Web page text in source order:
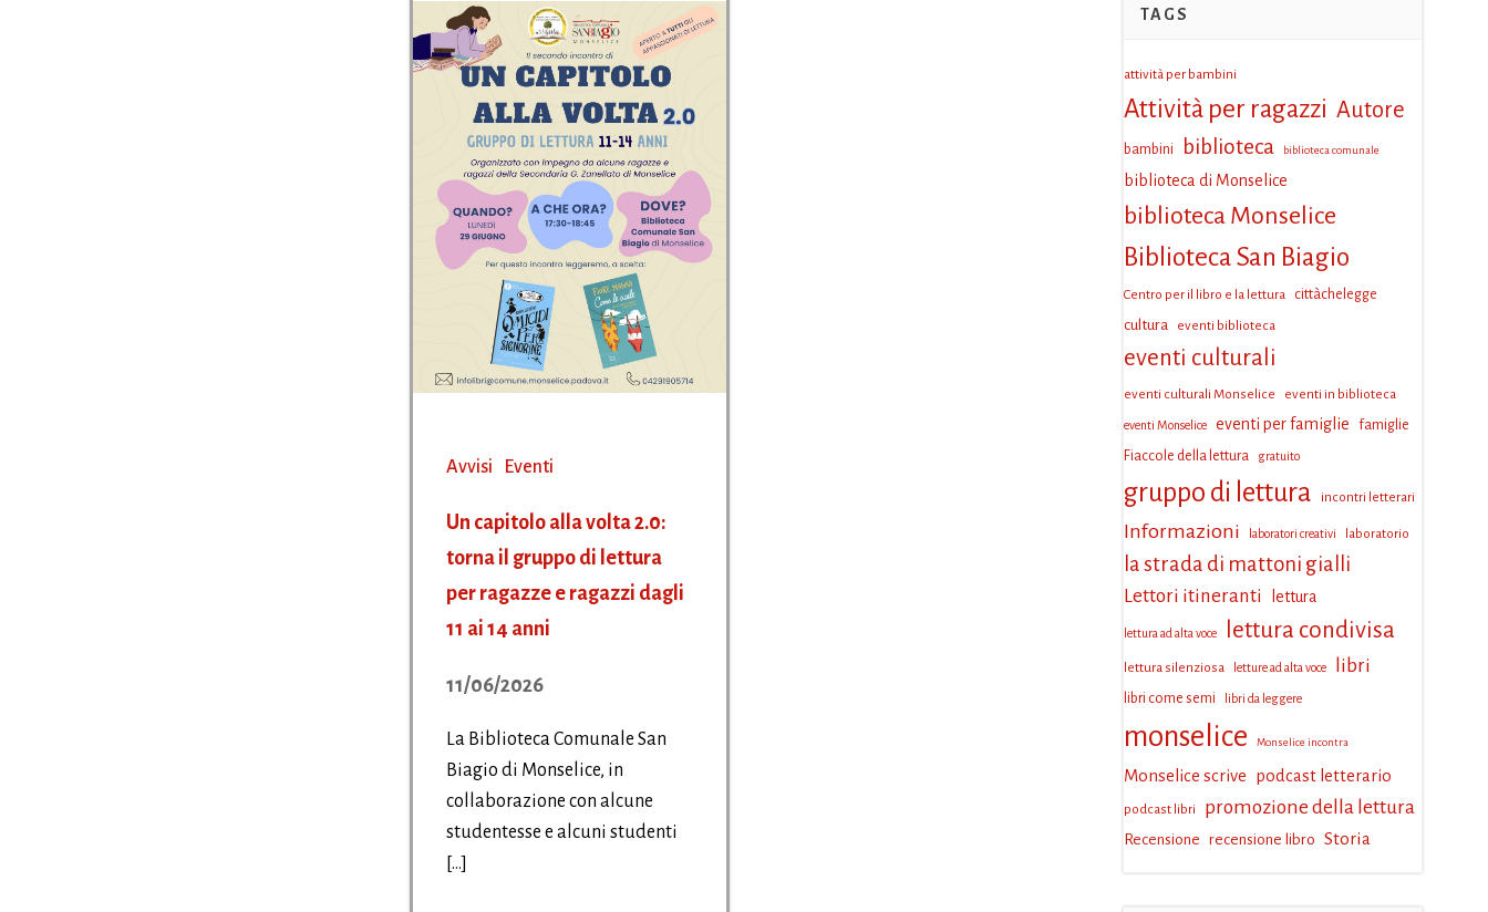
Avvisi Eventi
Un capitolo alla volta 2.0:
torna il gruppo di lettura
per ragazze e ragazzi dagli
11 ai 14 anni
11/06/2026
La Biblioteca Comunale San
Biagio di Monselice, in
collaborazione con alcune
studentesse e alcuni studenti
[…]
TAGS
attività per bambini
Attività per ragazzi Autore
bambini biblioteca biblioteca comunale
biblioteca di Monselice
biblioteca Monselice
Biblioteca San Biagio
Centro per il libro e la lettura cittàchelegge
cultura eventi biblioteca
eventi culturali
eventi culturali Monselice eventi in biblioteca
eventi Monselice eventi per famiglie
famiglie
Fiaccole della lettura
gratuito
gruppo di lettura incontri letterari
Informazioni laboratori creativi laboratorio
la strada di mattoni gialli
Lettori itineranti lettura
lettura ad alta voce lettura condivisa
lettura silenziosa letture ad alta voce libri
libri come semi libri da leggere
monselice Monselice incontra
Monselice scrive podcast letterario
podcast libri promozione della lettura
Recensione recensione libro Storia